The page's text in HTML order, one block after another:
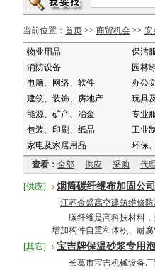
当前位置： 首页 >> 商贸机会 >> 安
物业用品 保洁
消防设备
园林
电脑、网络、软件
办公
建筑、装饰、房地产
玩具
能源、矿产、冶金
专业
包装、印刷、纸品
工业
家电及家居用品
环保
查看： 全部 供应 采购 代
[供应] 烟筒碳纤维布加固公司
江苏金盛高空建筑维修防
碳纤维是高科技材料，
增加构件自重和体积、耐
[其它]
宝吉牌保温砂浆专用
长葛市宝吉机械设备厂